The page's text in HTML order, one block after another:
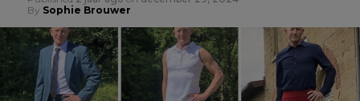
Published 2 jaar ago on
By Sophie Brouwer